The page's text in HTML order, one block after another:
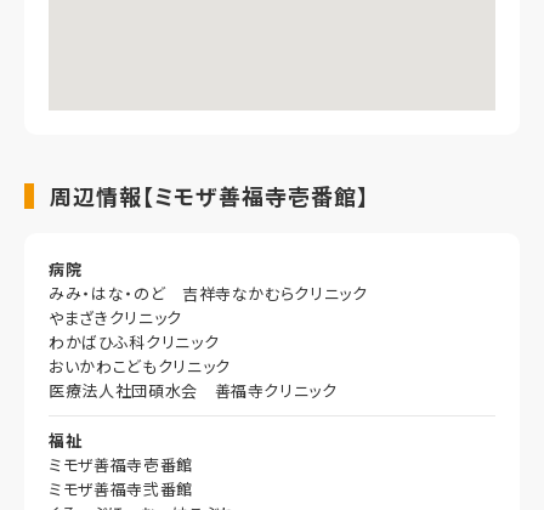
周辺情報【ミモザ善福寺壱番館】
病院
みみ・はな・のど 吉祥寺なかむらクリニック
やまざきクリニック
わかばひふ科クリニック
おいかわこどもクリニック
医療法人社団碩水会 善福寺クリニック
福祉
ミモザ善福寺壱番館
ミモザ善福寺弐番館